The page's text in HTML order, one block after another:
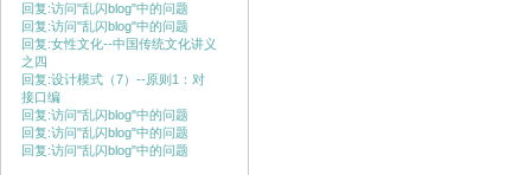
回复:访问"乱闪blog"中的问题
回复:访问"乱闪blog"中的问题
回复:女性文化--中国传统文化讲义
之四
回复:设计模式（7）--原则1：对
接口编
回复:访问"乱闪blog"中的问题
回复:访问"乱闪blog"中的问题
回复:访问"乱闪blog"中的问题